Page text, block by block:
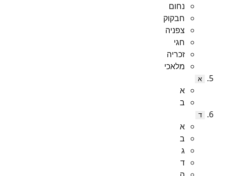
נחום
חבקוק
צפניה
חגי
זכריה
מלאכי
א
א
ב
ד
א
ב
ג
ד